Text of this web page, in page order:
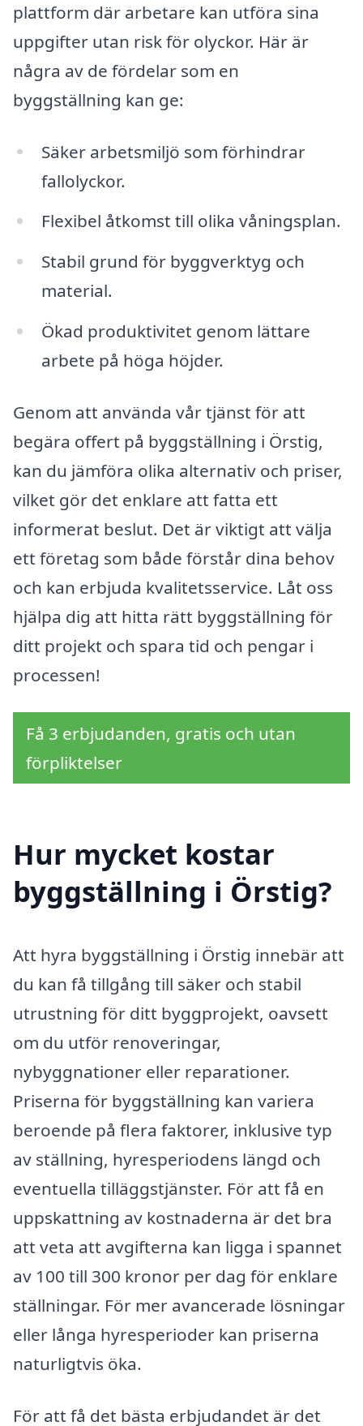
plattform där arbetare kan utföra sina
uppgifter utan risk för olyckor. Här är
några av de fördelar som en
byggställning kan ge:
Säker arbetsmiljö som förhindrar
fallolyckor.
Flexibel åtkomst till olika våningsplan.
Stabil grund för byggverktyg och
material.
Ökad produktivitet genom lättare
arbete på höga höjder.
Genom att använda vår tjänst för att
begära offert på byggställning i Örstig,
kan du jämföra olika alternativ och priser,
vilket gör det enklare att fatta ett
informerat beslut. Det är viktigt att välja
ett företag som både förstår dina behov
och kan erbjuda kvalitetsservice. Låt oss
hjälpa dig att hitta rätt byggställning för
ditt projekt och spara tid och pengar i
processen!
Få 3 erbjudanden, gratis och utan
förpliktelser
Hur mycket kostar
byggställning i Örstig?
Att hyra byggställning i Örstig innebär att
du kan få tillgång till säker och stabil
utrustning för ditt byggprojekt, oavsett
om du utför renoveringar,
nybyggnationer eller reparationer.
Priserna för byggställning kan variera
beroende på flera faktorer, inklusive typ
av ställning, hyresperiodens längd och
eventuella tilläggstjänster. För att få en
uppskattning av kostnaderna är det bra
att veta att avgifterna kan ligga i spannet
av 100 till 300 kronor per dag för enklare
ställningar. För mer avancerade lösningar
eller långa hyresperioder kan priserna
naturligtvis öka.
För att få det bästa erbjudandet är det